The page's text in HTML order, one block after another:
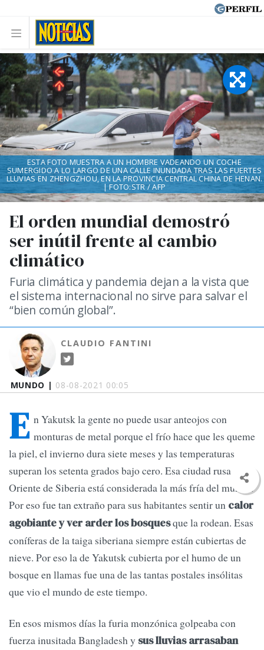
MUNDO | 08-08-2021 00:05
El orden mundial demostró
ser inútil frente al cambio
climático
Furia climática y pandemia dejan a la vista que
el sistema internacional no sirve para salvar el
“bien común global”.
CLAUDIO FANTINI
ESTA FOTO MUESTRA A UN HOMBRE VADEANDO UN COCHE
SUMERGIDO A LO LARGO DE UNA CALLE INUNDADA TRAS LAS FUERTES
LLUVIAS EN ZHENGZHOU, EN LA PROVINCIA CENTRAL CHINA DE HENAN.
| FOTO:STR / AFP
E n Yakutsk la gente no puede usar anteojos con
monturas de metal porque el frío hace que les queme
la piel, el invierno dura siete meses y las temperaturas
superan los setenta grados bajo cero. Esa ciudad rusa del
Oriente de Siberia está considerada la más fría del mundo.
Por eso fue tan extraño para sus habitantes sentir un calor
agobiante y ver arder los bosquesque la rodean. Esas
coníferas de la taiga siberiana siempre están cubiertas de
nieve. Por eso la de Yakutsk cubierta por el humo de un
bosque en llamas fue una de las tantas postales insólitas
que vio el mundo de este tiempo.
En esos mismos días la furia monzónica golpeaba con
fuerza inusitada Bangladesh y sus lluvias arrasaban